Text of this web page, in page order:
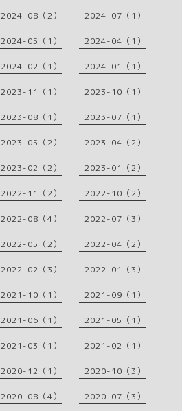
2024-08（2） 2024-07（1）
2024-05（1） 2024-04（1）
2024-02（1） 2024-01（1）
2023-11（1） 2023-10（1）
2023-08（1） 2023-07（1）
2023-05（2） 2023-04（2）
2023-02（2） 2023-01（2）
2022-11（2） 2022-10（2）
2022-08（4） 2022-07（3）
2022-05（2） 2022-04（2）
2022-02（3） 2022-01（3）
2021-10（1） 2021-09（1）
2021-06（1） 2021-05（1）
2021-03（1） 2021-02（1）
2020-12（1） 2020-10（3）
2020-08（4） 2020-07（3）